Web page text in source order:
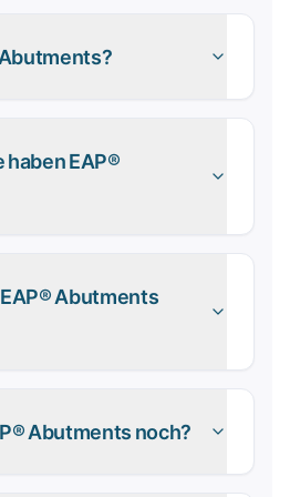
EAP®
Abutments
Abutments noch?